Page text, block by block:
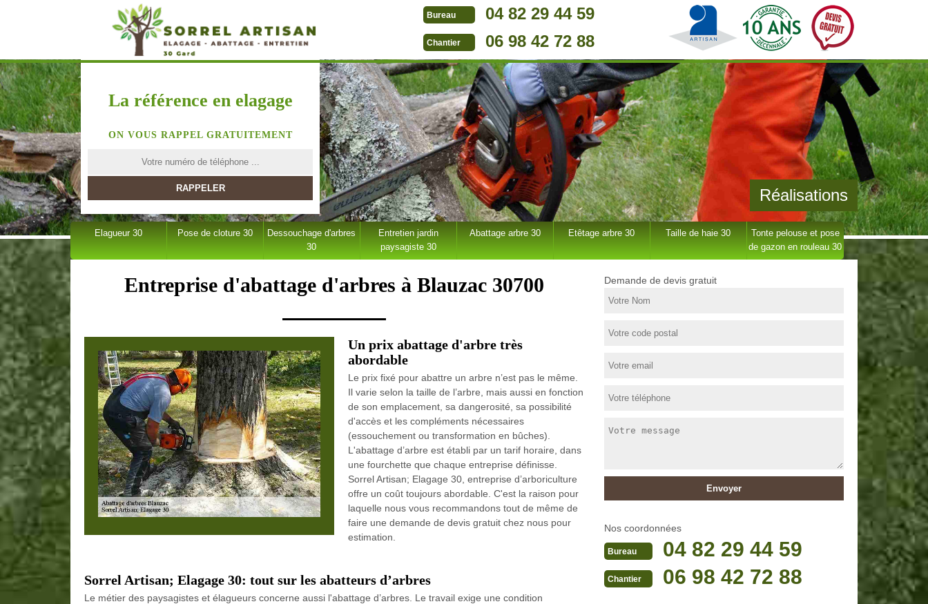
Bureau 04 82 29 44 59
Chantier 06 98 42 72 88
La référence en elagage
ON VOUS RAPPEL GRATUITEMENT
Réalisations
Elagueur 30 Pose de cloture 30
Dessouchage d'arbres
30
Entretien jardin
paysagiste 30
Abattage arbre 30 Etêtage arbre 30 Taille de haie 30
Tonte pelouse et pose
de gazon en rouleau 30
Entreprise d'abattage d'arbres à Blauzac 30700
Un prix abattage d'arbre très
abordable
Le prix fixé pour abattre un arbre n’est pas le même.
Il varie selon la taille de l’arbre, mais aussi en fonction
de son emplacement, sa dangerosité, sa possibilité
d'accès et les compléments nécessaires
(essouchement ou transformation en bûches).
L'abattage d’arbre est établi par un tarif horaire, dans
une fourchette que chaque entreprise définisse.
Sorrel Artisan; Elagage 30, entreprise d’arboriculture
offre un coût toujours abordable. C'est la raison pour
laquelle nous vous recommandons tout de même de
faire une demande de devis gratuit chez nous pour
estimation.
Sorrel Artisan; Elagage 30: tout sur les abatteurs d’arbres
Le métier des paysagistes et élagueurs concerne aussi l'abattage d’arbres. Le travail exige une condition
Demande de devis gratuit
Nos coordonnées
Bureau 04 82 29 44 59
Chantier 06 98 42 72 88